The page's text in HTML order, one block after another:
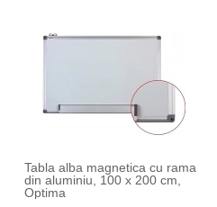
Tabla alba magnetica cu rama
din aluminiu, 100 x 200 cm,
Optima